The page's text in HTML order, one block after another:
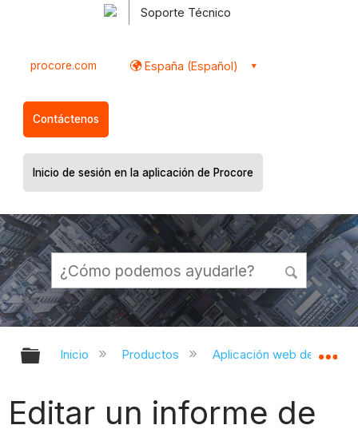
Soporte Técnico
procore.com España (Español)
Contáctenos
Inicio de sesión en la aplicación de Procore
Expandir/contraer jerarquía global
Inicio Productos Aplicación web de
Editar un informe de